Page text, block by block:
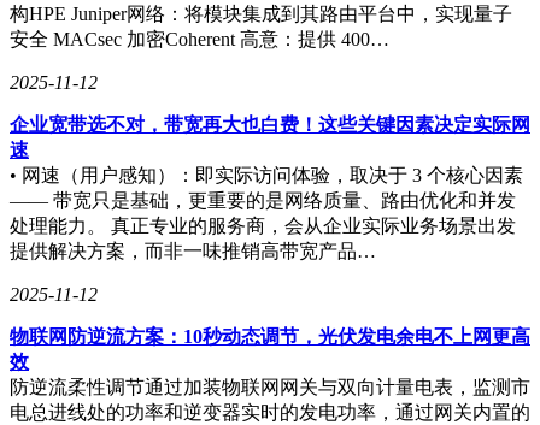
构HPE Juniper网络：将模块集成到其路由平台中，实现量子
安全 MACsec 加密Coherent 高意：提供 400…
2025-11-12
企业宽带选不对，带宽再大也白费！这些关键因素决定实际网
速
• 网速（用户感知）：即实际访问体验，取决于 3 个核心因素
—— 带宽只是基础，更重要的是网络质量、路由优化和并发
处理能力。 真正专业的服务商，会从企业实际业务场景出发
提供解决方案，而非一味推销高带宽产品…
2025-11-12
物联网防逆流方案：10秒动态调节，光伏发电余电不上网更高
效
防逆流柔性调节通过加装物联网网关与双向计量电表，监测市
电总进线处的功率和逆变器实时的发电功率，通过网关内置的